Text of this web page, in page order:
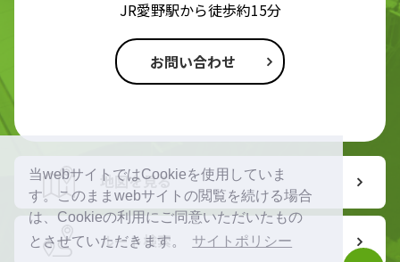
当webサイトではCookieを使用していま
す。このままwebサイトの閲覧を続ける場合
は、Cookieの利用にご同意いただいたもの
とさせていただきます。
サイトポリシー
JR愛野駅から徒歩約15分
お問い合わせ
地図を見る
ルート検索